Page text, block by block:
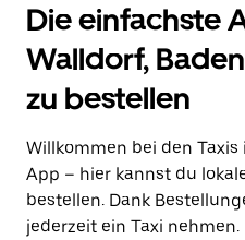
mit
dem
Kalender
zu
interagieren
und
Datum
auszuwählen.
Drücke
die
Escape-
Die einfachste
Walldorf,
zu bestellen
Willkommen bei den
App – hier kannst du
bestellen. Dank
jederzeit ein Taxi nehmen.